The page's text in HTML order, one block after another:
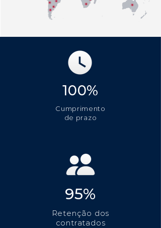
100%
Cumprimento
de prazo
95%
Retenção dos
contratados